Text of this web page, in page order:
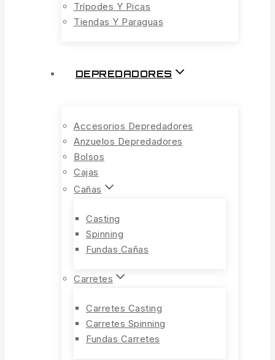
Trípodes Y Picas
Tiendas Y Paraguas
DEPREDADORES
Accesorios Depredadores
Anzuelos Depredadores
Bolsos
Cajas
Cañas
Casting
Spinning
Fundas Cañas
Carretes
Carretes Casting
Carretes Spinning
Fundas Carretes